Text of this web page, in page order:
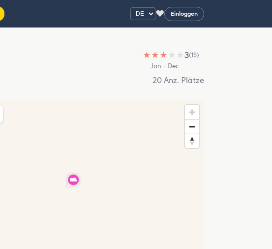
♥ Einloggen
★ ★ ★ ★ ★3(15)
Jan – Dec
20 Anz. Plätze